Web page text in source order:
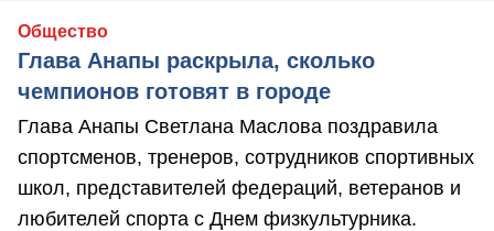
Общество
Глава Анапы раскрыла, сколько
чемпионов готовят в городе
Глава Анапы Светлана Маслова поздравила
спортсменов, тренеров, сотрудников спортивных
школ, представителей федераций, ветеранов и
любителей спорта с Днем физкультурника.